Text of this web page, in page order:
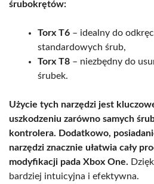
śrubokrętów:
Torx T6 – idealny do
standardowych śrub,
Torx T8 – niezbędny do
śrubek.
Użycie tych narzędzi jest
uszkodzeniu zarówno samych
kontrolera. Dodatkowo,
narzędzi znacznie ułatwia cały
modyfikacji pada Xbox One.
bardziej intuicyjna i efektywna.